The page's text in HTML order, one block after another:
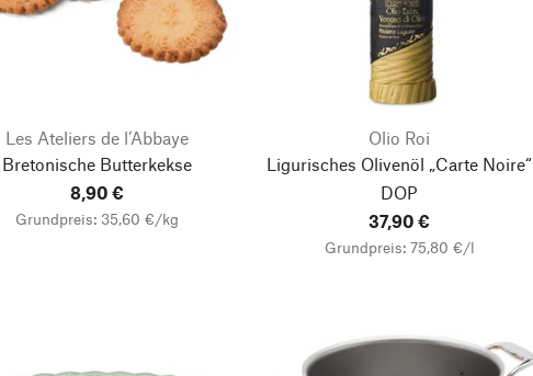
Les Ateliers de l’Abbaye
Bretonische Butterkekse
8,90 €
Grundpreis: 35,60 €/kg
Olio Roi
Ligurisches Olivenöl „Carte Noire“
DOP
37,90 €
Grundpreis: 75,80 €/l